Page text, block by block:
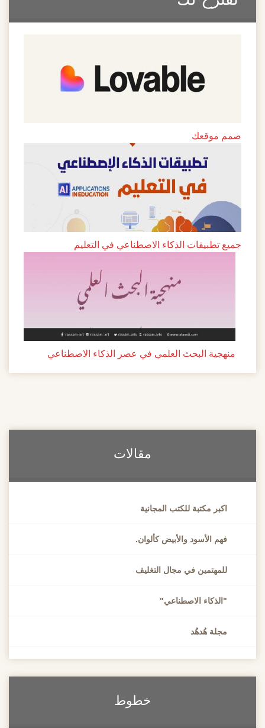
صمم موقعك
جميع تطبيقات الذكاء الاصطناعي في التعليم
منهجية البحث العلمي في عصر الذكاء الاصطناعي
مقالات
اكبر مكتبة للكتب المجانية
فهم الأسود والأبيض كألوان.
للمهتمين في مجال التغليف
"الذكاء الاصطناعي"
مجلة هُدهُد
خطوط